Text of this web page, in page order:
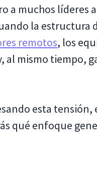
a muchos líderes
la estructura
remotos, los
al mismo tiempo,
esta
qué enfoque